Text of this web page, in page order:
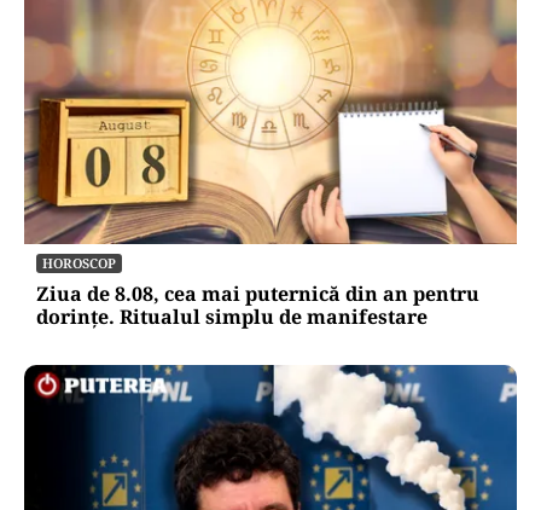
HOROSCOP
Ziua de 8.08, cea mai puternică din an pentru
dorințe. Ritualul simplu de manifestare